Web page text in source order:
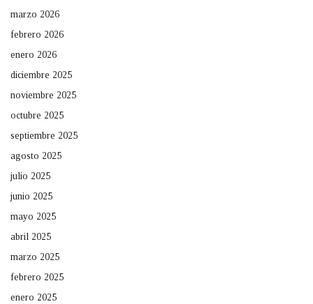
marzo 2026
febrero 2026
enero 2026
diciembre 2025
noviembre 2025
octubre 2025
septiembre 2025
agosto 2025
julio 2025
junio 2025
mayo 2025
abril 2025
marzo 2025
febrero 2025
enero 2025